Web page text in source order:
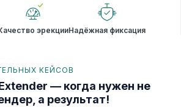
эрекцииНадёжная фиксация
КЕЙСОВ
— когда нужен не
а результат!